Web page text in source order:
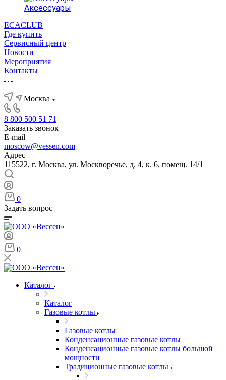
Аксессуары
ECACLUB
Где купить
Сервисный центр
Новости
Мероприятия
Контакты
Москва
8 800 500 51 71
Заказать звонок
E-mail
moscow@vessen.com
Адрес
115522, г. Москва, ул. Москворечье, д. 4, к. 6, помещ. 14/1
0
Задать вопрос
0
Каталог
Каталог
Газовые котлы
Газовые котлы
Конденсационные газовые котлы
Конденсационные газовые котлы большой
мощности
Традиционные газовые котлы